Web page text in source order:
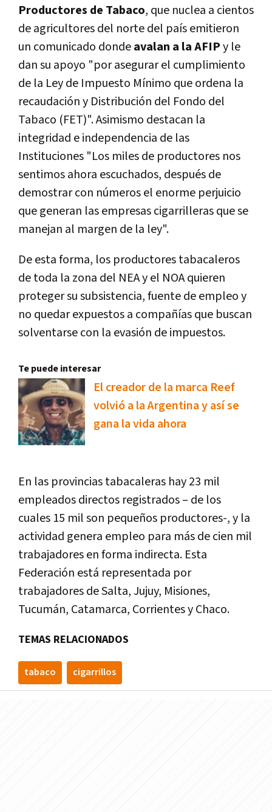
Productores de Tabaco, que nuclea a cientos
de agricultores del norte del país emitieron
un comunicado dondeavalan a la AFIPy le
dan su apoyo "por asegurar el cumplimiento
de la Ley de Impuesto Mínimo que ordena la
recaudación y Distribución del Fondo del
Tabaco (FET)". Asimismo destacan la
integridad e independencia de las
Instituciones "Los miles de productores nos
sentimos ahora escuchados, después de
demostrar con números el enorme perjuicio
que generan las empresas cigarrilleras que se
manejan al margen de la ley".
De esta forma, los productores tabacaleros
de toda la zona del NEA y el NOA quieren
proteger su subsistencia, fuente de empleo y
no quedar expuestos a compañías que buscan
solventarse con la evasión de impuestos.
Te puede interesar
El creador de la marca Reef
volvió a la Argentina y así se
gana la vida ahora
En las provincias tabacaleras hay 23 mil
empleados directos registrados – de los
cuales 15 mil son pequeños productores-, y la
actividad genera empleo para más de cien mil
trabajadores en forma indirecta. Esta
Federación está representada por
trabajadores de Salta, Jujuy, Misiones,
Tucumán, Catamarca, Corrientes y Chaco.
TEMAS RELACIONADOS
tabaco cigarrillos